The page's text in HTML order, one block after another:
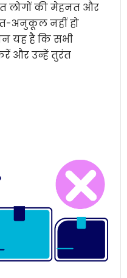
लोगों की मेहनत और
अनुकूल नहीं हो
यह है कि सभी
और उन्हें तुरंत